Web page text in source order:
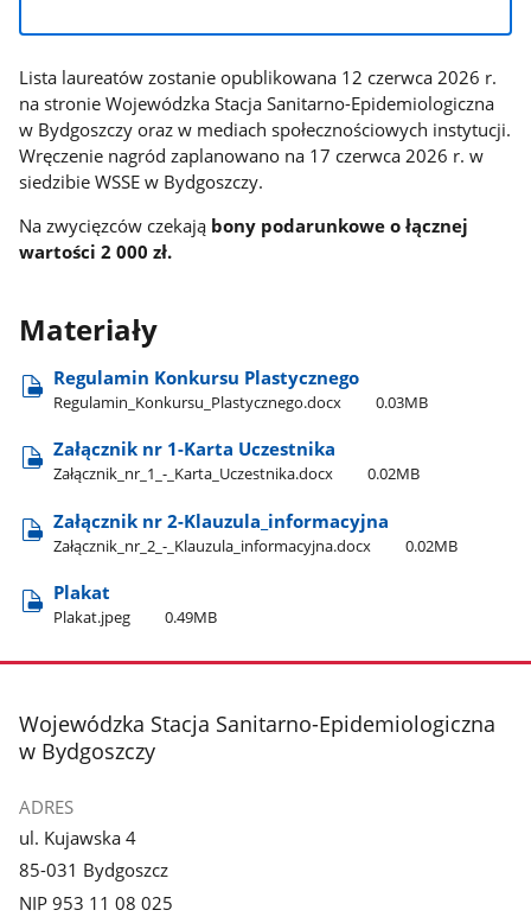
Lista laureatów zostanie opublikowana 12 czerwca 2026 r.
na stronie Wojewódzka Stacja Sanitarno-Epidemiologiczna
w Bydgoszczy oraz w mediach społecznościowych instytucji.
Wręczenie nagród zaplanowano na 17 czerwca 2026 r. w
siedzibie WSSE w Bydgoszczy.
Na zwycięzców czekają bony podarunkowe o łącznej
wartości 2 000 zł.
Materiały
Regulamin Konkursu Plastycznego
Regulamin​_Konkursu​_Plastycznego.docx 0.03MB
Załącznik nr 1-Karta Uczestnika
Załącznik​_nr​_1​_-​_Karta​_Uczestnika.docx 0.02MB
Załącznik nr 2-Klauzula​_informacyjna
Załącznik​_nr​_2​_-​_Klauzula​_informacyjna.docx 0.02MB
Plakat
Plakat.jpeg 0.49MB
stopka
Wojewódzka Stacja Sanitarno-Epidemiologiczna
w Bydgoszczy
ADRES
ul. Kujawska 4
85-031 Bydgoszcz
NIP 953 11 08 025